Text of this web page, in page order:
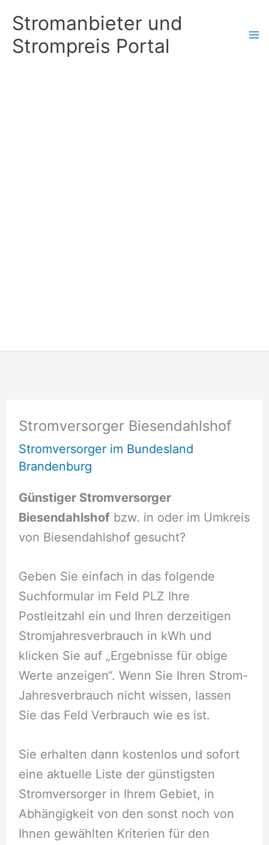
Inhalt
springen
Stromanbieter und
Strompreis Portal
Stromversorger Biesendahlshof
Stromversorger im Bundesland
Brandenburg
Günstiger Stromversorger
Biesendahlshofbzw. in oder im Umkreis
von Biesendahlshof gesucht?
Geben Sie einfach in das folgende
Suchformular im Feld PLZ Ihre
Postleitzahl ein und Ihren derzeitigen
Stromjahresverbrauch in kWh und
klicken Sie auf „Ergebnisse für obige
Werte anzeigen“. Wenn Sie Ihren Strom-
Jahresverbrauch nicht wissen, lassen
Sie das Feld Verbrauch wie es ist.
Sie erhalten dann kostenlos und sofort
eine aktuelle Liste der günstigsten
Stromversorger in Ihrem Gebiet, in
Abhängigkeit von den sonst noch von
Ihnen gewählten Kriterien für den